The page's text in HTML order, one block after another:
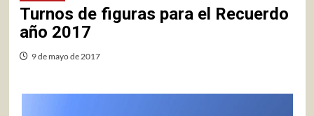
Turnos de figuras para el Recuerdo
año 2017
9 de mayo de 2017